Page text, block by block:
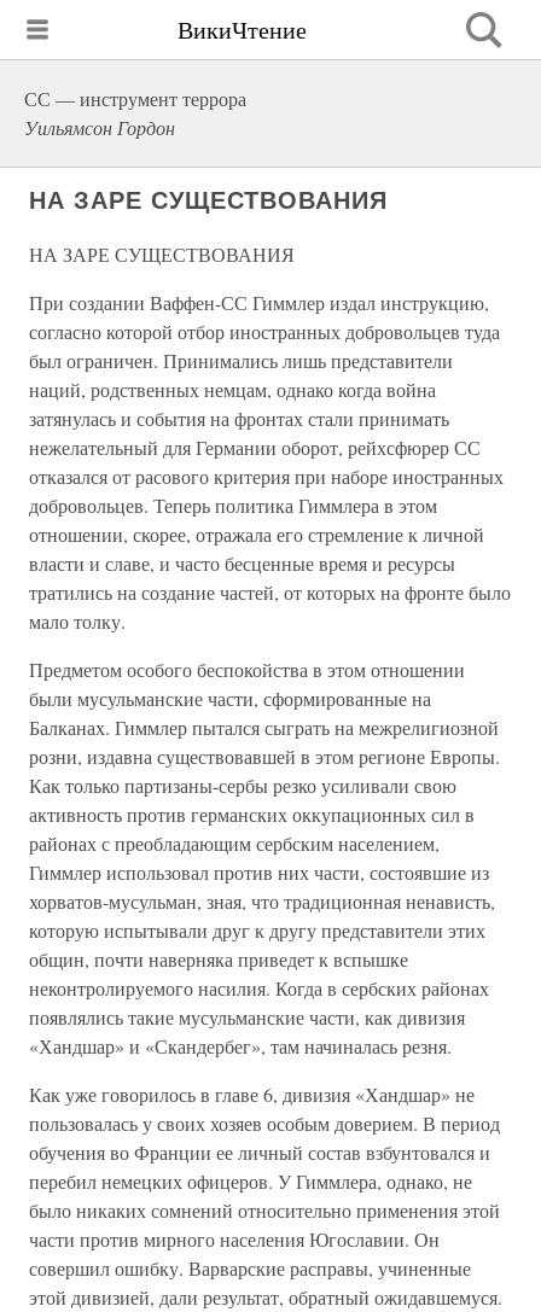
ВикиЧтение
СС — инструмент террора
Уильямсон Гордон
НА ЗАРЕ СУЩЕСТВОВАНИЯ
НА ЗАРЕ СУЩЕСТВОВАНИЯ
При создании Ваффен-СС Гиммлер издал инструкцию,
согласно которой отбор иностранных добровольцев туда
был ограничен. Принимались лишь представители
наций, родственных немцам, однако когда война
затянулась и события на фронтах стали принимать
нежелательный для Германии оборот, рейхсфюрер СС
отказался от расового критерия при наборе иностранных
добровольцев. Теперь политика Гиммлера в этом
отношении, скорее, отражала его стремление к личной
власти и славе, и часто бесценные время и ресурсы
тратились на создание частей, от которых на фронте было
мало толку.
Предметом особого беспокойства в этом отношении
были мусульманские части, сформированные на
Балканах. Гиммлер пытался сыграть на межрелигиозной
розни, издавна существовавшей в этом регионе Европы.
Как только партизаны-сербы резко усиливали свою
активность против германских оккупационных сил в
районах с преобладающим сербским населением,
Гиммлер использовал против них части, состоявшие из
хорватов-мусульман, зная, что традиционная ненависть,
которую испытывали друг к другу представители этих
общин, почти наверняка приведет к вспышке
неконтролируемого насилия. Когда в сербских районах
появлялись такие мусульманские части, как дивизия
«Хандшар» и «Скандербег», там начиналась резня.
Как уже говорилось в главе 6, дивизия «Хандшар» не
пользовалась у своих хозяев особым доверием. В период
обучения во Франции ее личный состав взбунтовался и
перебил немецких офицеров. У Гиммлера, однако, не
было никаких сомнений относительно применения этой
части против мирного населения Югославии. Он
совершил ошибку. Варварские расправы, учиненные
этой дивизией, дали результат, обратный ожидавшемуся.